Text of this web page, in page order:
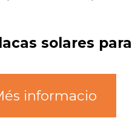
solares
informacio